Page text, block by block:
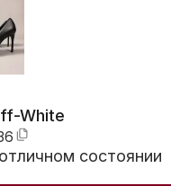
White
состоянии